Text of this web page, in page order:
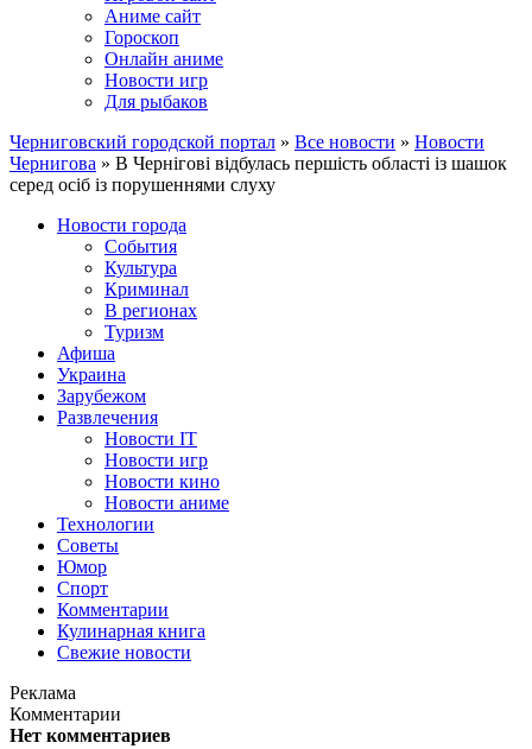
Аниме сайт
Гороскоп
Онлайн аниме
Новости игр
Для рыбаков
Черниговский городской портал » Все новости » Новости
Чернигова » В Чернігові відбулась першість області із шашок
серед осіб із порушеннями слуху
Новости города
События
Культура
Криминал
В регионах
Туризм
Афиша
Украина
Зарубежом
Развлечения
Новости IT
Новости игр
Новости кино
Новости аниме
Технологии
Советы
Юмор
Спорт
Комментарии
Кулинарная книга
Свежие новости
Реклама
Комментарии
Нет комментариев